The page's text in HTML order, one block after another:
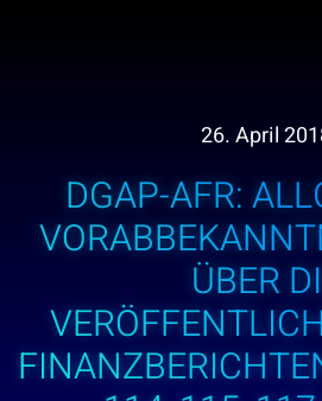
26. April
DGAP-AFR:
ÜBER